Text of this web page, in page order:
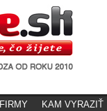
FIRMY KAM VYRAZIŤ